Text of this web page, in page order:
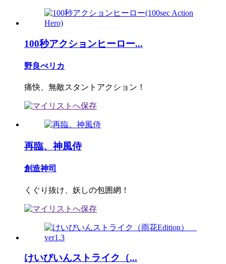
100秒アクションヒーロー...
野良ぺリカ
痛快、無敵スタントアクション！
再臨、神風侍
創造神司
くぐり抜け、妖しの包囲網！
けいびいんストライク（...